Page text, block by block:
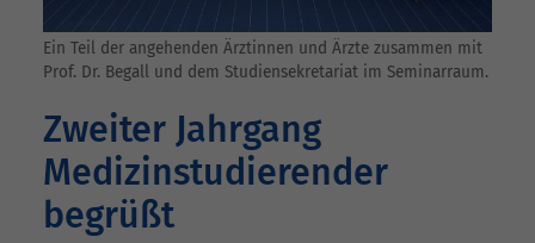
Ein Teil der angehenden Ärztinnen und Ärzte zusammen mit
Prof. Dr. Begall und dem Studiensekretariat im Seminarraum.
Zweiter Jahrgang
Medizinstudierender
begrüßt